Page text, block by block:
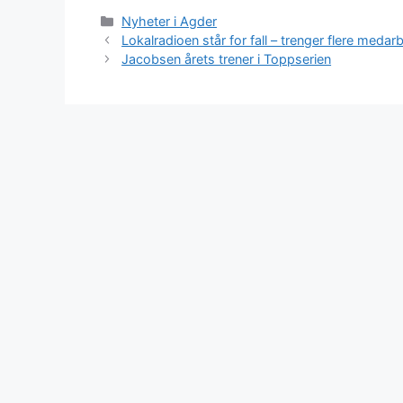
Kategorier
Nyheter i Agder
Lokalradioen står for fall – trenger flere
Jacobsen årets trener i Toppserien